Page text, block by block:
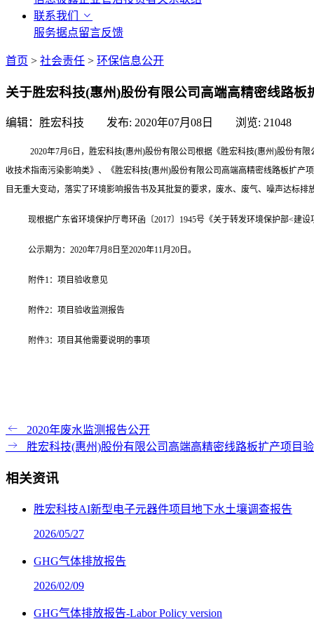
联系我们
服务据点留言反馈
首页 > 社会责任 > 环保信息公开
关于胜宏科技(惠州)股份有限公司高端高精密线路
编辑：胜宏科技 发布: 2020年07月08日 浏览: 21048
2020年7月 6 日， 胜宏科技(惠州)股份有限公司 根据《胜宏科技(惠州)股份有限
收技术指南污染影响类》、《胜宏科技(惠州)股份有限公司高端高精密线路板扩产
目无重大变动，落实了环境影响报告书及其批复的要求，废水、废气、噪声达标
现根据广东省环境保护厅粤环函〔2017〕 1945号《关于转发环境保护部<建设
公示期为： 2020年7月 8 日至2020年11月 20 日。
附件1：项目验收意见
附件2：项目验收监测报告
附件3：项目其他需要说明的事项
2020年废水监测报告公开
胜宏科技(惠州)股份有限公司高端高精密线路板扩产项目
相关资讯
胜宏科技AI新型电子元器件项目地下水土壤调查报告
2026/05/27
GHG气体排放报告
2026/02/09
GHG气体排放报告-Labor Policy version